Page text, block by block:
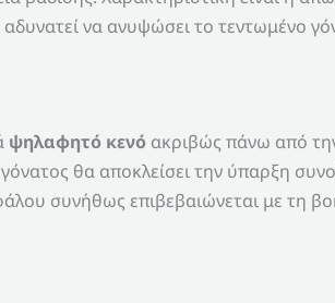
να ανυψώσει το τεντωμένο
ψηλαφητό κενό ακριβώς πάνω από
θα αποκλείσει την ύπαρξη
συνήθως επιβεβαιώνεται με τη